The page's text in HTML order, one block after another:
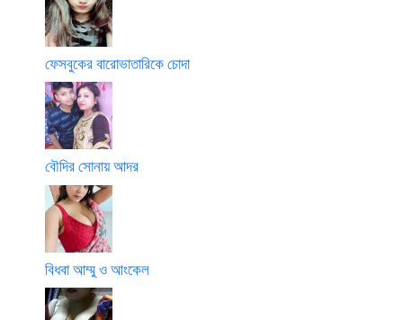
ফেসবুকের বারোভাতারিকে চোদা
বৌদির সোনায় আদর
বিধবা আম্মু ও আংকেল